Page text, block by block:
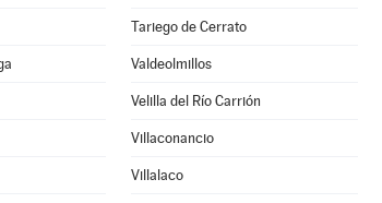
Tariego de Cerrato
Valdeolmillos
Velilla del Río Carrión
Villaconancio
Villalaco